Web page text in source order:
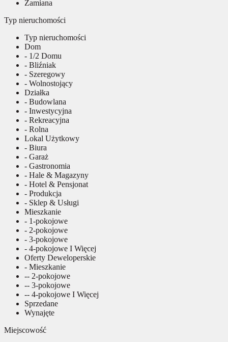
Zamiana
Typ nieruchomości
Typ nieruchomości
Dom
- 1/2 Domu
- Bliźniak
- Szeregowy
- Wolnostojący
Działka
- Budowlana
- Inwestycyjna
- Rekreacyjna
- Rolna
Lokal Użytkowy
- Biura
- Garaż
- Gastronomia
- Hale & Magazyny
- Hotel & Pensjonat
- Produkcja
- Sklep & Usługi
Mieszkanie
- 1-pokojowe
- 2-pokojowe
- 3-pokojowe
- 4-pokojowe I Więcej
Oferty Deweloperskie
- Mieszkanie
-- 2-pokojowe
-- 3-pokojowe
-- 4-pokojowe I Więcej
Sprzedane
Wynajęte
Miejscowość